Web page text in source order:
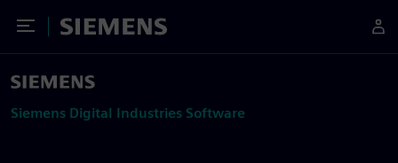
Toggle Menu
Siemens
Siemens Digital Industries Software